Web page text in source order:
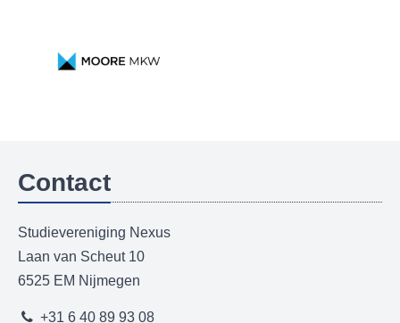
Contact
Studievereniging Nexus
Laan van Scheut 10
6525 EM Nijmegen
+31 6 40 89 93 08